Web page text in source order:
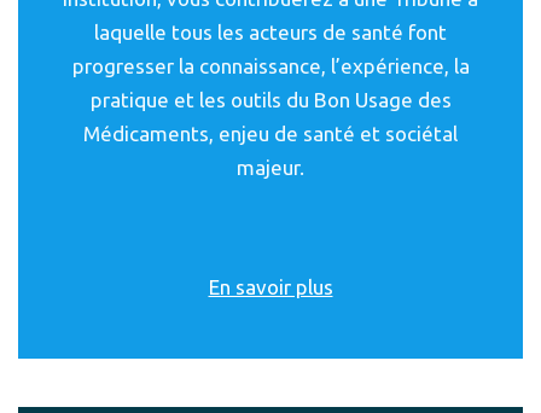
laquelle tous les acteurs de santé font
progresser la connaissance, l’expérience, la
pratique et les outils du Bon Usage des
Médicaments, enjeu de santé et sociétal
majeur.
En savoir plus